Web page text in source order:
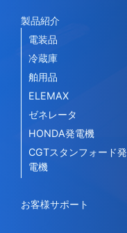
製品紹介
電装品
冷蔵庫
舶用品
ELEMAX
ゼネレータ
HONDA発電機
CGTスタンフォード発
電機
お客様サポート